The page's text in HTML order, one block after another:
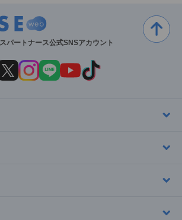
パートナース公式SNSアカウント